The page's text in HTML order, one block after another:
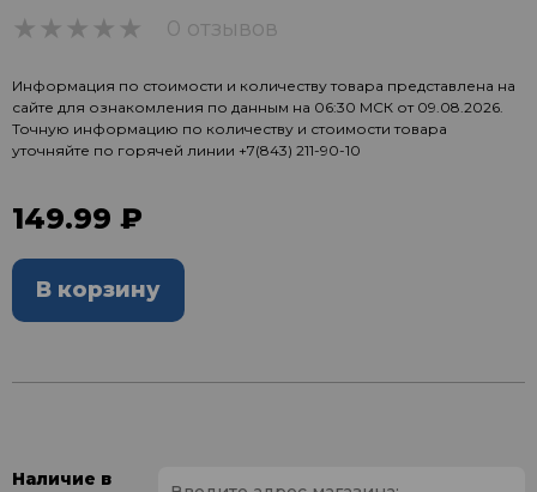
0 отзывов
Информация по стоимости и количеству товара представлена на
сайте для ознакомления по данным на 06:30 МСК от 09.08.2026.
Точную информацию по количеству и стоимости товара
уточняйте по горячей линии +7(843) 211-90-10
149.99 ₽
В корзину
Наличие в